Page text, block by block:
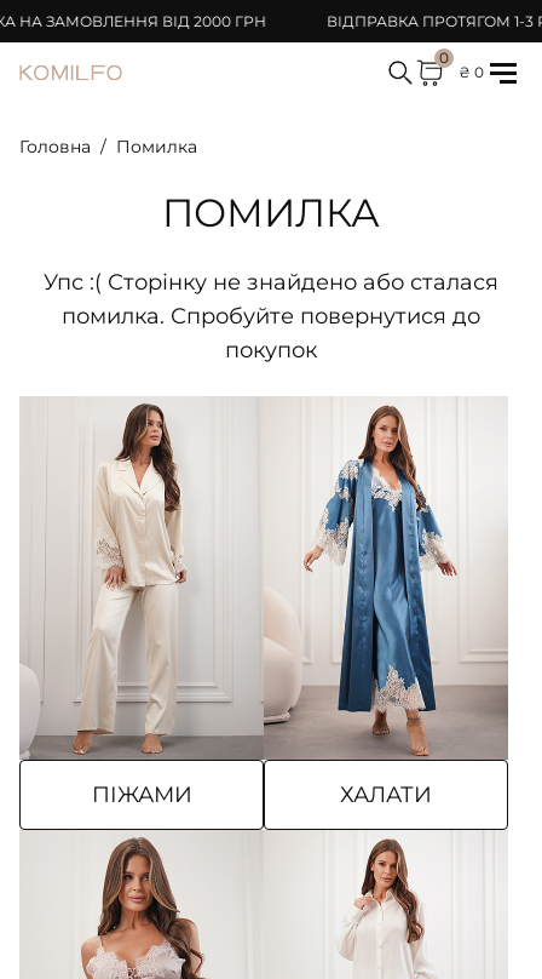
ЗАМОВЛЕННЯ ВІД 2000 ГРН ВІДПРАВКА ПРОТЯГОМ 1-3
0
₴ 0
Головна Помилка
ПОМИЛКА
Упс :( Сторінку не знайдено або сталася
помилка. Спробуйте повернутися до
покупок
ПІЖАМИ ХАЛАТИ